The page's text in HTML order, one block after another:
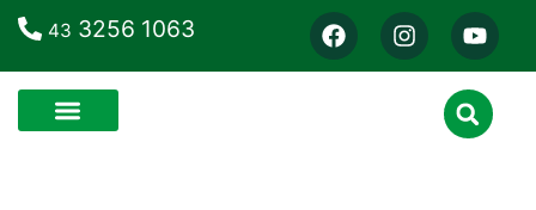
43 3256 1063